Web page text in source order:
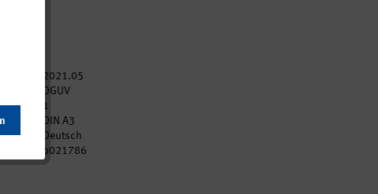
2021.05
DGUV
1
DIN A3
Deutsch
p021786